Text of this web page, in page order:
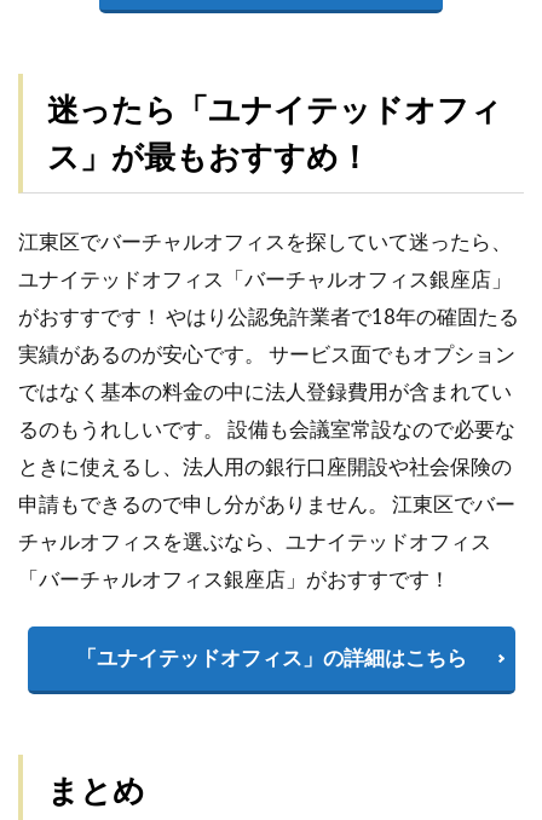
迷ったら「ユナイテッドオフィ
ス」が最もおすすめ！
江東区でバーチャルオフィスを探していて迷ったら、
ユナイテッドオフィス「バーチャルオフィス銀座店」
がおすすです！ やはり公認免許業者で18年の確固たる
実績があるのが安心です。 サービス面でもオプション
ではなく基本の料金の中に法人登録費用が含まれてい
るのもうれしいです。 設備も会議室常設なので必要な
ときに使えるし、法人用の銀行口座開設や社会保険の
申請もできるので申し分がありません。 江東区でバー
チャルオフィスを選ぶなら、ユナイテッドオフィス
「バーチャルオフィス銀座店」がおすすです！
「ユナイテッドオフィス」の詳細はこちら
まとめ